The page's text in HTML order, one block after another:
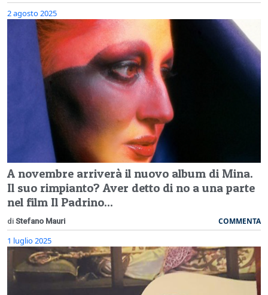
2 agosto 2025
A novembre arriverà il nuovo album di Mina.
Il suo rimpianto? Aver detto di no a una parte
nel film Il Padrino...
di Stefano Mauri COMMENTA
1 luglio 2025